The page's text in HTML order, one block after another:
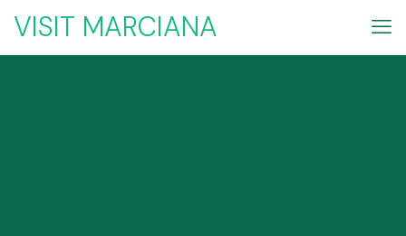
VISIT MARCIANA